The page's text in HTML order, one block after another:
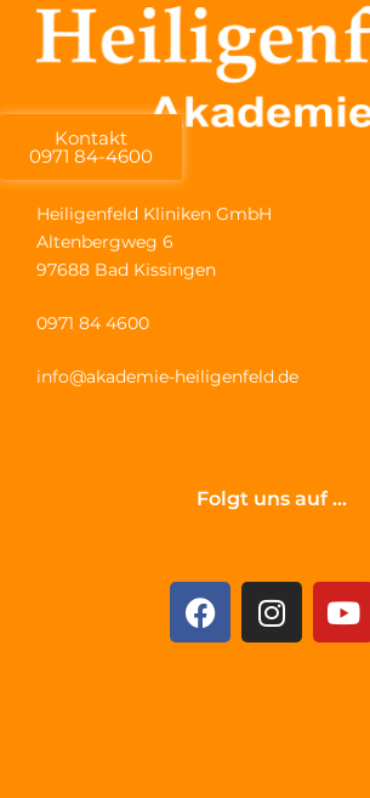
Kontakt
0971 84-4600
Heiligenfeld Kliniken GmbH
Altenbergweg 6
97688 Bad Kissingen
0971 84 4600
info@akademie-heiligenfeld.de
Folgt uns auf ...